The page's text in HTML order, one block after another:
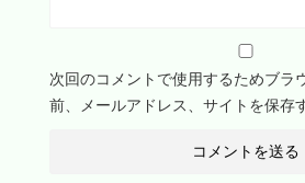
次回のコメントで使用するためブラ
前、メールアドレス、サイトを保存